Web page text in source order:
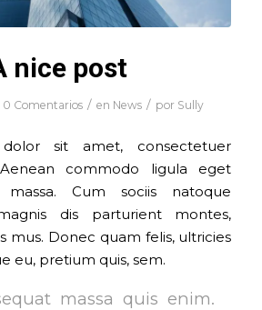
nice post
0 Comentarios / en News / por Sully
sit amet, consectetuer
commodo ligula eget
Cum sociis natoque
dis parturient montes,
mus. Donec quam felis, ultricies
eu, pretium quis, sem.
massa quis enim.